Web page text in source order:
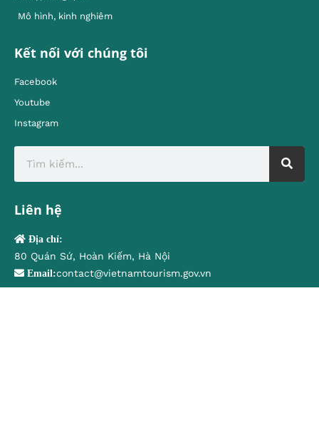
Mô hình, kinh nghiêm
Kết nối với chúng tôi
Facebook
Youtube
Instagram
Liên hệ
Địa chỉ:
80 Quán Sứ, Hoàn Kiếm, Hà Nội
Email:contact@vietnamtourism.gov.vn